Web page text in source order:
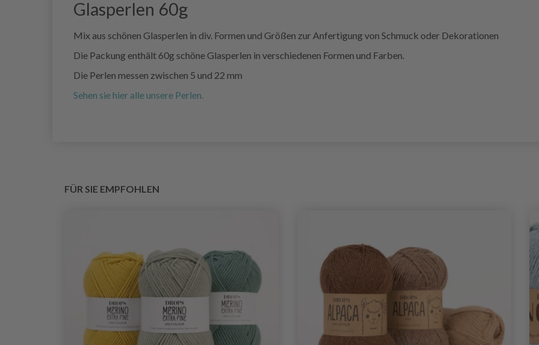
Glasperlen 60g
Mix aus schönen Glasperlen in div. Formen und Größen zur Anfertigung von Schmuck oder Dekorationen
Die Packung enthält 60g schöne Glasperlen in verschiedenen Formen und Farben.
Die Perlen messen zwischen 5 und 22 mm
Sehen sie hier alle unsere Perlen.
FÜR SIE EMPFOHLEN